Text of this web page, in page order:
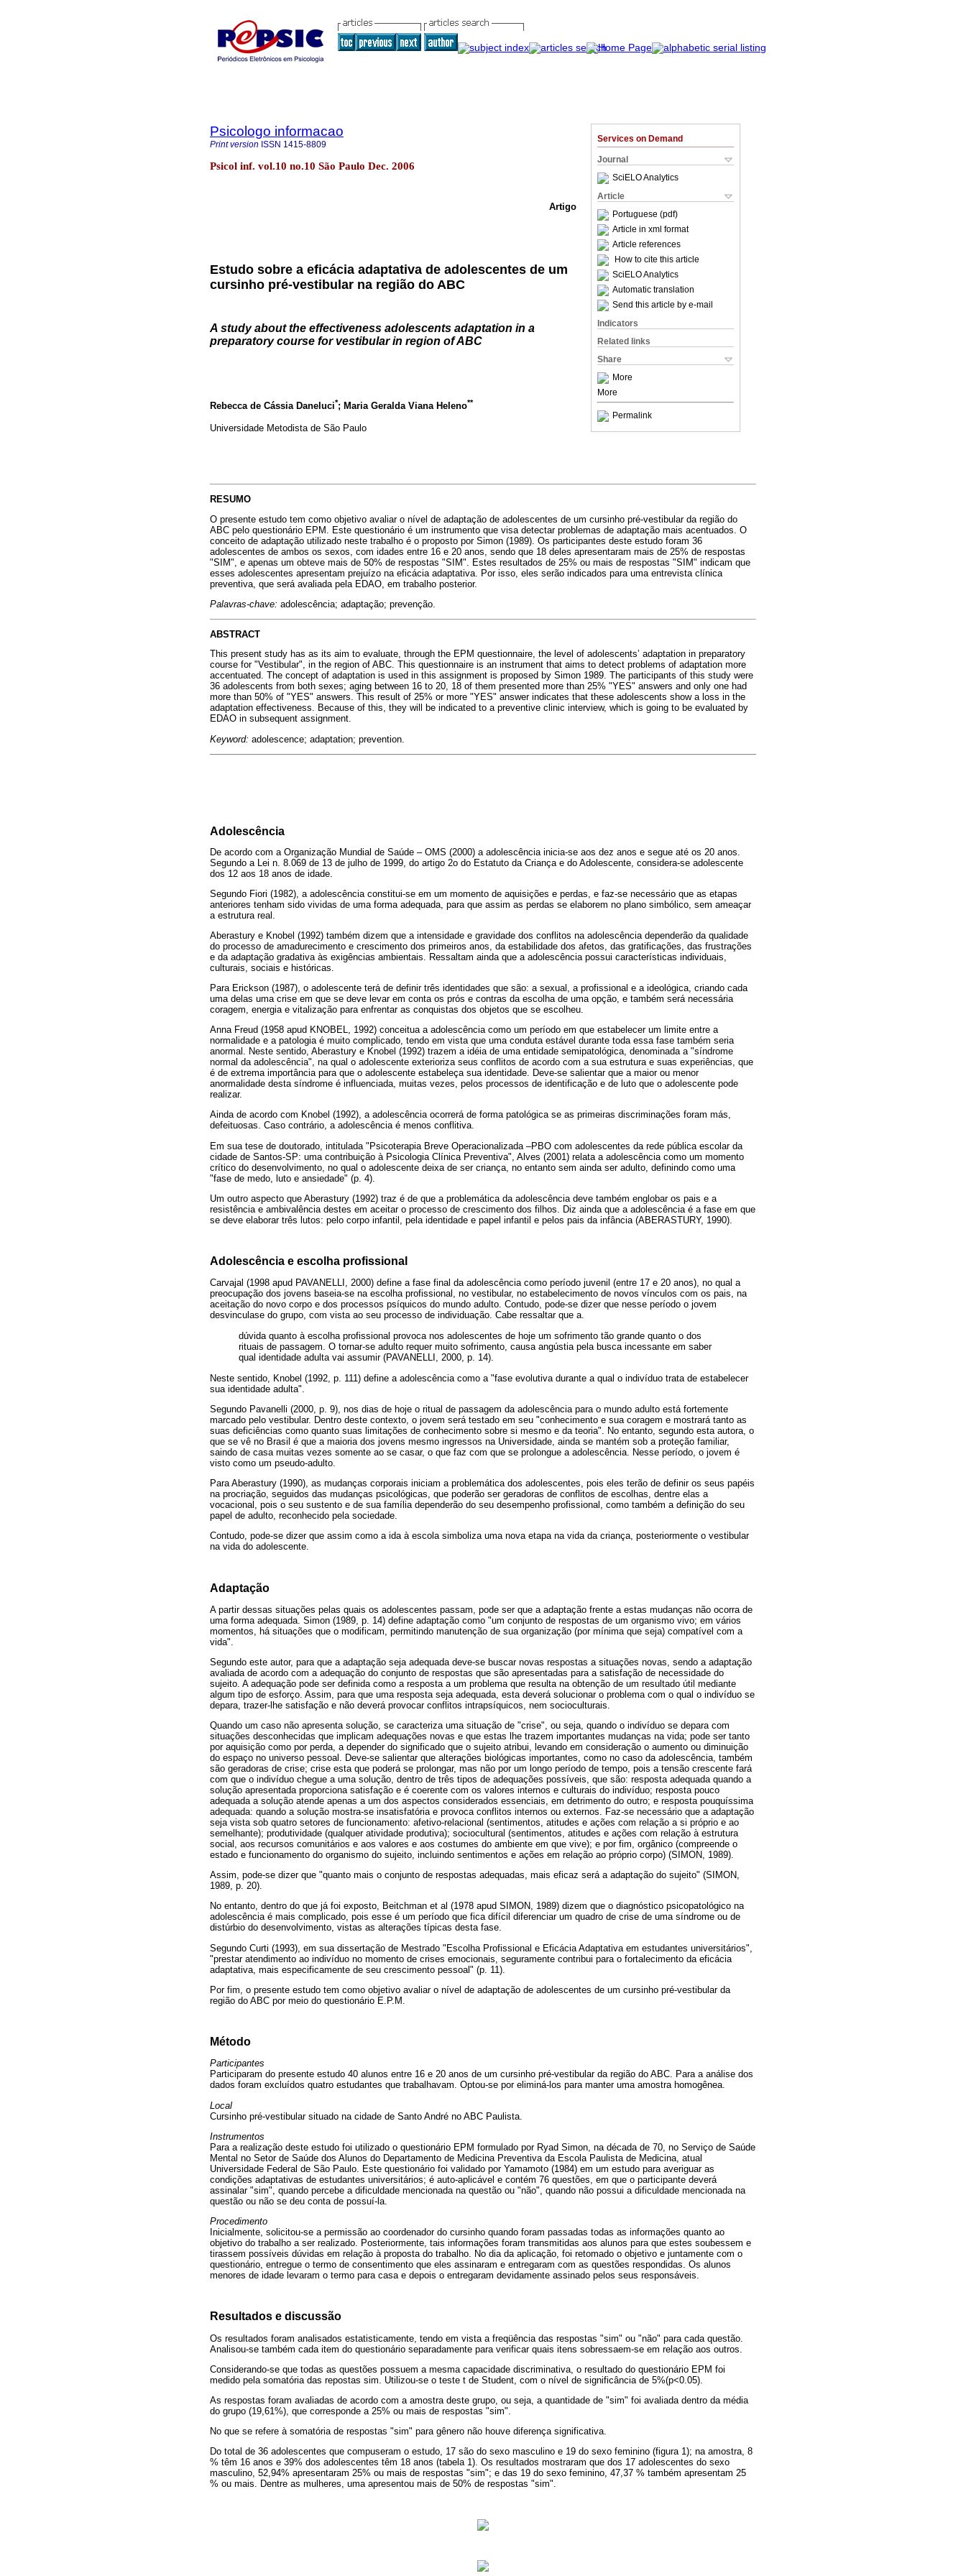
Services on Demand
Journal
SciELO Analytics
Article
Portuguese (pdf)
Article in xml format
Article references
How to cite this article
SciELO Analytics
Automatic translation
Send this article by e-mail
Indicators
Related links
Share
More
More
Permalink
Psicologo informacao
Print version ISSN 1415-8809
Psicol inf. vol.10 no.10 São Paulo Dec. 2006
Artigo
Estudo sobre a eficácia adaptativa de adolescentes de um
cursinho pré-vestibular na região do ABC
A study about the effectiveness adolescents adaptation in a
preparatory course for vestibular in region of ABC
Rebecca de Cássia Daneluci*; Maria Geralda Viana Heleno**
Universidade Metodista de São Paulo
RESUMO
O presente estudo tem como objetivo avaliar o nível de adaptação de adolescentes de um cursinho pré-vestibular da região do
ABC pelo questionário EPM. Este questionário é um instrumento que visa detectar problemas de adaptação mais acentuados. O
conceito de adaptação utilizado neste trabalho é o proposto por Simon (1989). Os participantes deste estudo foram 36
adolescentes de ambos os sexos, com idades entre 16 e 20 anos, sendo que 18 deles apresentaram mais de 25% de respostas
"SIM", e apenas um obteve mais de 50% de respostas "SIM". Estes resultados de 25% ou mais de respostas "SIM" indicam que
esses adolescentes apresentam prejuízo na eficácia adaptativa. Por isso, eles serão indicados para uma entrevista clínica
preventiva, que será avaliada pela EDAO, em trabalho posterior.
Palavras-chave: adolescência; adaptação; prevenção.
ABSTRACT
This present study has as its aim to evaluate, through the EPM questionnaire, the level of adolescents’ adaptation in preparatory
course for "Vestibular", in the region of ABC. This questionnaire is an instrument that aims to detect problems of adaptation more
accentuated. The concept of adaptation is used in this assignment is proposed by Simon 1989. The participants of this study were
36 adolescents from both sexes; aging between 16 to 20, 18 of them presented more than 25% "YES" answers and only one had
more than 50% of "YES" answers. This result of 25% or more "YES" answer indicates that these adolescents show a loss in the
adaptation effectiveness. Because of this, they will be indicated to a preventive clinic interview, which is going to be evaluated by
EDAO in subsequent assignment.
Keyword: adolescence; adaptation; prevention.
Adolescência
De acordo com a Organização Mundial de Saúde – OMS (2000) a adolescência inicia-se aos dez anos e segue até os 20 anos.
Segundo a Lei n. 8.069 de 13 de julho de 1999, do artigo 2o do Estatuto da Criança e do Adolescente, considera-se adolescente
dos 12 aos 18 anos de idade.
Segundo Fiori (1982), a adolescência constitui-se em um momento de aquisições e perdas, e faz-se necessário que as etapas
anteriores tenham sido vividas de uma forma adequada, para que assim as perdas se elaborem no plano simbólico, sem ameaçar
a estrutura real.
Aberastury e Knobel (1992) também dizem que a intensidade e gravidade dos conflitos na adolescência dependerão da qualidade
do processo de amadurecimento e crescimento dos primeiros anos, da estabilidade dos afetos, das gratificações, das frustrações
e da adaptação gradativa às exigências ambientais. Ressaltam ainda que a adolescência possui características individuais,
culturais, sociais e históricas.
Para Erickson (1987), o adolescente terá de definir três identidades que são: a sexual, a profissional e a ideológica, criando cada
uma delas uma crise em que se deve levar em conta os prós e contras da escolha de uma opção, e também será necessária
coragem, energia e vitalização para enfrentar as conquistas dos objetos que se escolheu.
Anna Freud (1958 apud KNOBEL, 1992) conceitua a adolescência como um período em que estabelecer um limite entre a
normalidade e a patologia é muito complicado, tendo em vista que uma conduta estável durante toda essa fase também seria
anormal. Neste sentido, Aberastury e Knobel (1992) trazem a idéia de uma entidade semipatológica, denominada a "síndrome
normal da adolescência", na qual o adolescente exterioriza seus conflitos de acordo com a sua estrutura e suas experiências, que
é de extrema importância para que o adolescente estabeleça sua identidade. Deve-se salientar que a maior ou menor
anormalidade desta síndrome é influenciada, muitas vezes, pelos processos de identificação e de luto que o adolescente pode
realizar.
Ainda de acordo com Knobel (1992), a adolescência ocorrerá de forma patológica se as primeiras discriminações foram más,
defeituosas. Caso contrário, a adolescência é menos conflitiva.
Em sua tese de doutorado, intitulada "Psicoterapia Breve Operacionalizada –PBO com adolescentes da rede pública escolar da
cidade de Santos-SP: uma contribuição à Psicologia Clínica Preventiva", Alves (2001) relata a adolescência como um momento
crítico do desenvolvimento, no qual o adolescente deixa de ser criança, no entanto sem ainda ser adulto, definindo como uma
"fase de medo, luto e ansiedade" (p. 4).
Um outro aspecto que Aberastury (1992) traz é de que a problemática da adolescência deve também englobar os pais e a
resistência e ambivalência destes em aceitar o processo de crescimento dos filhos. Diz ainda que a adolescência é a fase em que
se deve elaborar três lutos: pelo corpo infantil, pela identidade e papel infantil e pelos pais da infância (ABERASTURY, 1990).
Adolescência e escolha profissional
Carvajal (1998 apud PAVANELLI, 2000) define a fase final da adolescência como período juvenil (entre 17 e 20 anos), no qual a
preocupação dos jovens baseia-se na escolha profissional, no vestibular, no estabelecimento de novos vínculos com os pais, na
aceitação do novo corpo e dos processos psíquicos do mundo adulto. Contudo, pode-se dizer que nesse período o jovem
desvinculase do grupo, com vista ao seu processo de individuação. Cabe ressaltar que a.
dúvida quanto à escolha profissional provoca nos adolescentes de hoje um sofrimento tão grande quanto o dos
rituais de passagem. O tornar-se adulto requer muito sofrimento, causa angústia pela busca incessante em saber
qual identidade adulta vai assumir (PAVANELLI, 2000, p. 14).
Neste sentido, Knobel (1992, p. 111) define a adolescência como a "fase evolutiva durante a qual o indivíduo trata de estabelecer
sua identidade adulta".
Segundo Pavanelli (2000, p. 9), nos dias de hoje o ritual de passagem da adolescência para o mundo adulto está fortemente
marcado pelo vestibular. Dentro deste contexto, o jovem será testado em seu "conhecimento e sua coragem e mostrará tanto as
suas deficiências como quanto suas limitações de conhecimento sobre si mesmo e da teoria". No entanto, segundo esta autora, o
que se vê no Brasil é que a maioria dos jovens mesmo ingressos na Universidade, ainda se mantém sob a proteção familiar,
saindo de casa muitas vezes somente ao se casar, o que faz com que se prolongue a adolescência. Nesse período, o jovem é
visto como um pseudo-adulto.
Para Aberastury (1990), as mudanças corporais iniciam a problemática dos adolescentes, pois eles terão de definir os seus papéis
na procriação, seguidos das mudanças psicológicas, que poderão ser geradoras de conflitos de escolhas, dentre elas a
vocacional, pois o seu sustento e de sua família dependerão do seu desempenho profissional, como também a definição do seu
papel de adulto, reconhecido pela sociedade.
Contudo, pode-se dizer que assim como a ida à escola simboliza uma nova etapa na vida da criança, posteriormente o vestibular
na vida do adolescente.
Adaptação
A partir dessas situações pelas quais os adolescentes passam, pode ser que a adaptação frente a estas mudanças não ocorra de
uma forma adequada. Simon (1989, p. 14) define adaptação como "um conjunto de respostas de um organismo vivo; em vários
momentos, há situações que o modificam, permitindo manutenção de sua organização (por mínima que seja) compatível com a
vida".
Segundo este autor, para que a adaptação seja adequada deve-se buscar novas respostas a situações novas, sendo a adaptação
avaliada de acordo com a adequação do conjunto de respostas que são apresentadas para a satisfação de necessidade do
sujeito. A adequação pode ser definida como a resposta a um problema que resulta na obtenção de um resultado útil mediante
algum tipo de esforço. Assim, para que uma resposta seja adequada, esta deverá solucionar o problema com o qual o indivíduo se
depara, trazer-lhe satisfação e não deverá provocar conflitos intrapsíquicos, nem socioculturais.
Quando um caso não apresenta solução, se caracteriza uma situação de "crise", ou seja, quando o indivíduo se depara com
situações desconhecidas que implicam adequações novas e que estas lhe trazem importantes mudanças na vida; pode ser tanto
por aquisição como por perda, a depender do significado que o sujeito atribui, levando em consideração o aumento ou diminuição
do espaço no universo pessoal. Deve-se salientar que alterações biológicas importantes, como no caso da adolescência, também
são geradoras de crise; crise esta que poderá se prolongar, mas não por um longo período de tempo, pois a tensão crescente fará
com que o indivíduo chegue a uma solução, dentro de três tipos de adequações possíveis, que são: resposta adequada quando a
solução apresentada proporciona satisfação e é coerente com os valores internos e culturais do indivíduo; resposta pouco
adequada a solução atende apenas a um dos aspectos considerados essenciais, em detrimento do outro; e resposta pouquíssima
adequada: quando a solução mostra-se insatisfatória e provoca conflitos internos ou externos. Faz-se necessário que a adaptação
seja vista sob quatro setores de funcionamento: afetivo-relacional (sentimentos, atitudes e ações com relação a si próprio e ao
semelhante); produtividade (qualquer atividade produtiva); sociocultural (sentimentos, atitudes e ações com relação à estrutura
social, aos recursos comunitários e aos valores e aos costumes do ambiente em que vive); e por fim, orgânico (compreende o
estado e funcionamento do organismo do sujeito, incluindo sentimentos e ações em relação ao próprio corpo) (SIMON, 1989).
Assim, pode-se dizer que "quanto mais o conjunto de respostas adequadas, mais eficaz será a adaptação do sujeito" (SIMON,
1989, p. 20).
No entanto, dentro do que já foi exposto, Beitchman et al (1978 apud SIMON, 1989) dizem que o diagnóstico psicopatológico na
adolescência é mais complicado, pois esse é um período que fica difícil diferenciar um quadro de crise de uma síndrome ou de
distúrbio do desenvolvimento, vistas as alterações típicas desta fase.
Segundo Curti (1993), em sua dissertação de Mestrado "Escolha Profissional e Eficácia Adaptativa em estudantes universitários",
"prestar atendimento ao indivíduo no momento de crises emocionais, seguramente contribui para o fortalecimento da eficácia
adaptativa, mais especificamente de seu crescimento pessoal" (p. 11).
Por fim, o presente estudo tem como objetivo avaliar o nível de adaptação de adolescentes de um cursinho pré-vestibular da
região do ABC por meio do questionário E.P.M.
Método
Participantes
Participaram do presente estudo 40 alunos entre 16 e 20 anos de um cursinho pré-vestibular da região do ABC. Para a análise dos
dados foram excluídos quatro estudantes que trabalhavam. Optou-se por eliminá-los para manter uma amostra homogênea.
Local
Cursinho pré-vestibular situado na cidade de Santo André no ABC Paulista.
Instrumentos
Para a realização deste estudo foi utilizado o questionário EPM formulado por Ryad Simon, na década de 70, no Serviço de Saúde
Mental no Setor de Saúde dos Alunos do Departamento de Medicina Preventiva da Escola Paulista de Medicina, atual
Universidade Federal de São Paulo. Este questionário foi validado por Yamamoto (1984) em um estudo para averiguar as
condições adaptativas de estudantes universitários; é auto-aplicável e contém 76 questões, em que o participante deverá
assinalar "sim", quando percebe a dificuldade mencionada na questão ou "não", quando não possui a dificuldade mencionada na
questão ou não se deu conta de possuí-la.
Procedimento
Inicialmente, solicitou-se a permissão ao coordenador do cursinho quando foram passadas todas as informações quanto ao
objetivo do trabalho a ser realizado. Posteriormente, tais informações foram transmitidas aos alunos para que estes soubessem e
tirassem possíveis dúvidas em relação à proposta do trabalho. No dia da aplicação, foi retomado o objetivo e juntamente com o
questionário, entregue o termo de consentimento que eles assinaram e entregaram com as questões respondidas. Os alunos
menores de idade levaram o termo para casa e depois o entregaram devidamente assinado pelos seus responsáveis.
Resultados e discussão
Os resultados foram analisados estatisticamente, tendo em vista a freqüência das respostas "sim" ou "não" para cada questão.
Analisou-se também cada item do questionário separadamente para verificar quais itens sobressaem-se em relação aos outros.
Considerando-se que todas as questões possuem a mesma capacidade discriminativa, o resultado do questionário EPM foi
medido pela somatória das repostas sim. Utilizou-se o teste t de Student, com o nível de significância de 5%(p<0.05).
As respostas foram avaliadas de acordo com a amostra deste grupo, ou seja, a quantidade de "sim" foi avaliada dentro da média
do grupo (19,61%), que corresponde a 25% ou mais de respostas "sim".
No que se refere à somatória de respostas "sim" para gênero não houve diferença significativa.
Do total de 36 adolescentes que compuseram o estudo, 17 são do sexo masculino e 19 do sexo feminino (figura 1); na amostra, 8
% têm 16 anos e 39% dos adolescentes têm 18 anos (tabela 1). Os resultados mostraram que dos 17 adolescentes do sexo
masculino, 52,94% apresentaram 25% ou mais de respostas "sim"; e das 19 do sexo feminino, 47,37 % também apresentam 25
% ou mais. Dentre as mulheres, uma apresentou mais de 50% de respostas "sim".